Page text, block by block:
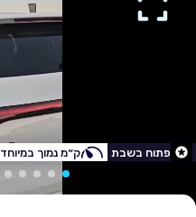
פתוח בשבת ק״מ נמוך במיוחד